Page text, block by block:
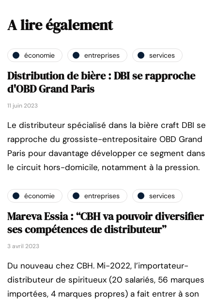
A lire également
économie entreprises services
Distribution de bière : DBI se rapproche
d'OBD Grand Paris
11 juin 2023
Le distributeur spécialisé dans la bière craft DBI se
rapproche du grossiste-entrepositaire OBD Grand
Paris pour davantage développer ce segment dans
le circuit hors-domicile, notamment à la pression.
économie entreprises services
Mareva Essia : “CBH va pouvoir diversifier
ses compétences de distributeur”
3 avril 2023
Du nouveau chez CBH. Mi-2022, l’importateur-
distributeur de spiritueux (20 salariés, 56 marques
importées, 4 marques propres) a fait entrer à son